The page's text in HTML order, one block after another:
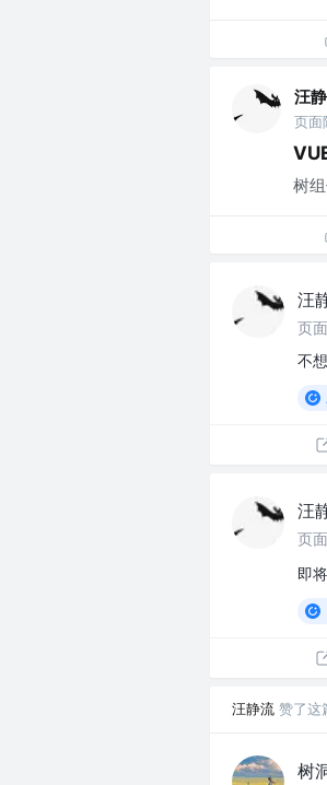
汪
页面
树
汪
页
不
汪
页
即
汪静流 赞了这
树